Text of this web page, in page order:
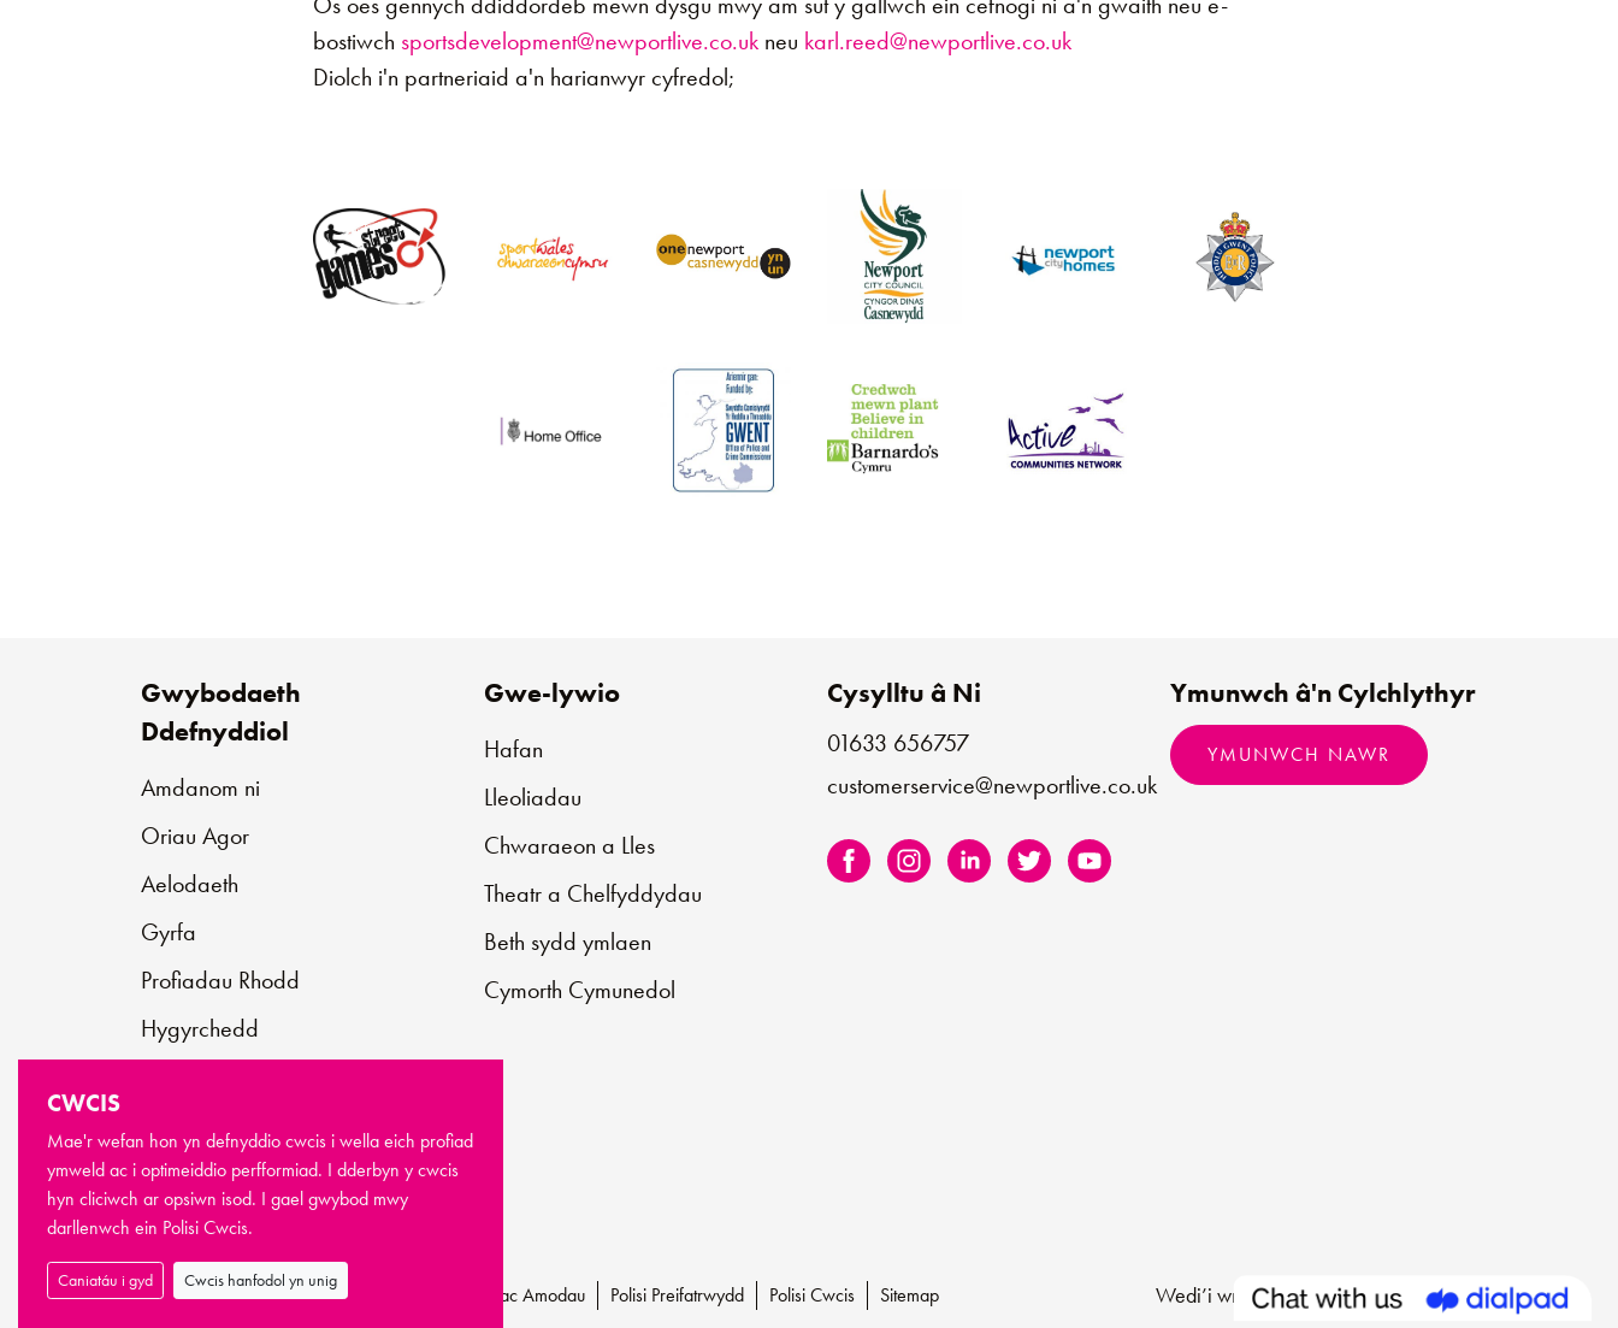
bostiwch sportsdevelopment@newportlive.co.ukneu karl.reed@newportlive.co.uk
Diolch i'n partneriaid a'n harianwyr cyfredol;
Gwybodaeth
Ddefnyddiol
Amdanom ni
Oriau Agor
Aelodaeth
Gyrfa
Profiadau Rhodd
Hygyrchedd
Cwestiynau Cyffredin
Gwe-lywio
Hafan
Lleoliadau
Chwaraeon a Lles
Theatr a Chelfyddydau
Beth sydd ymlaen
Cymorth Cymunedol
Cysylltu â Ni
01633 656757
customerservice@newportlive.co.uk
Ymunwch â'n Cylchlythyr
YMUNWCH NAWR
© Hawlfraint Newport Live 2026 Telerau ac Amodau Polisi Preifatrwydd Polisi Cwcis Sitemap Wedi’i wneud gan Limegreentangerine
CWCIS
Mae'r wefan hon yn defnyddio cwcis i wella eich profiad
ymweld ac i optimeiddio perfformiad. I dderbyn y cwcis
hyn cliciwch ar opsiwn isod. I gael gwybod mwy
darllenwch ein Polisi Cwcis.
Caniatáu i gyd Cwcis hanfodol yn unig